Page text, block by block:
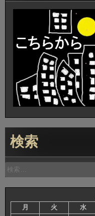
検索
検
索:
月
火 水